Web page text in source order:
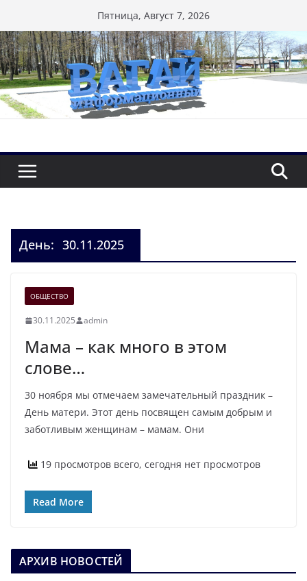
к
содержимому
Пятница, Август 7, 2026
День: 30.11.2025
ОБЩЕСТВО
30.11.2025 admin
Мама – как много в этом
слове…
30 ноября мы отмечаем замечательный праздник –
День матери. Этот день посвящен самым добрым и
заботливым женщинам – мамам. Они
19 просмотров всего, сегодня нет просмотров
Read More
АРХИВ НОВОСТЕЙ